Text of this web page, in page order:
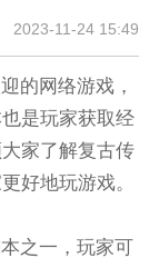
2023-11-24 15:49
的网络游戏，
是玩家获取经
家了解复古传
好地玩游戏。
之一，玩家可